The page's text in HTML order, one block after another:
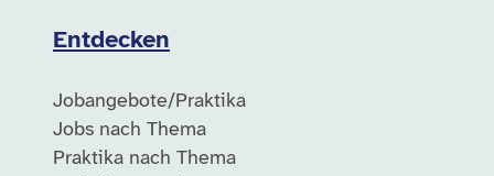
Entdecken
Jobangebote/Praktika
Jobs nach Thema
Praktika nach Thema